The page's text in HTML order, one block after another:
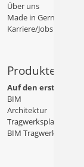
Über uns
Made in Germany
Karriere/Jobs
Produkte
Auf den ersten Blick
BIM
Architektur
Tragwerksplanung
BIM Tragwerksplanung